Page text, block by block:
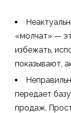
«молчат» —
избежать,
показывают,
передает
продаж.